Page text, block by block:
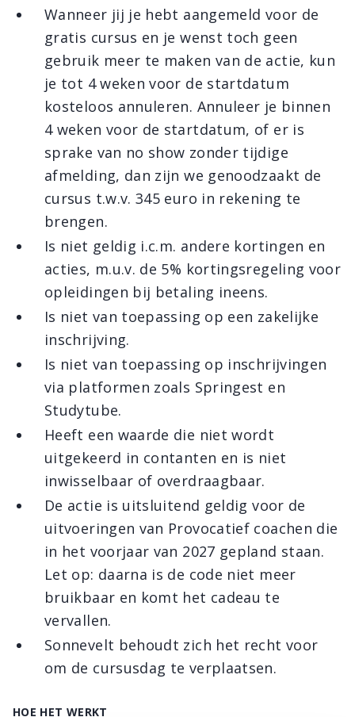
Wanneer jij je hebt aangemeld voor de
gratis cursus en je wenst toch geen
gebruik meer te maken van de actie, kun
je tot 4 weken voor de startdatum
kosteloos annuleren. Annuleer je binnen
4 weken voor de startdatum, of er is
sprake van no show zonder tijdige
afmelding, dan zijn we genoodzaakt de
cursus t.w.v. 345 euro in rekening te
brengen.
Is niet geldig i.c.m. andere kortingen en
acties, m.u.v. de 5% kortingsregeling voor
opleidingen bij betaling ineens.
Is niet van toepassing op een zakelijke
inschrijving.
Is niet van toepassing op inschrijvingen
via platformen zoals Springest en
Studytube.
Heeft een waarde die niet wordt
uitgekeerd in contanten en is niet
inwisselbaar of overdraagbaar.
De actie is uitsluitend geldig voor de
uitvoeringen van Provocatief coachen die
in het voorjaar van 2027 gepland staan.
Let op: daarna is de code niet meer
bruikbaar en komt het cadeau te
vervallen.
Sonnevelt behoudt zich het recht voor
om de cursusdag te verplaatsen.
HOE HET WERKT